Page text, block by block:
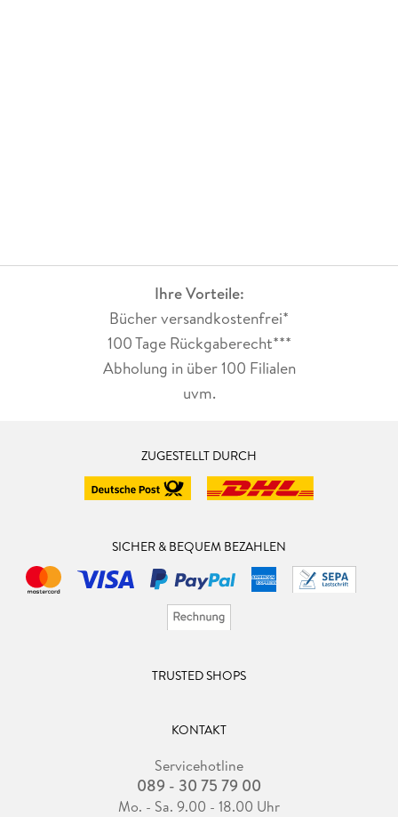
Ihre Vorteile:
Bücher versandkostenfrei*
100 Tage Rückgaberecht***
Abholung in über 100 Filialen
uvm.
ZUGESTELLT DURCH
SICHER & BEQUEM BEZAHLEN
TRUSTED SHOPS
KONTAKT
Servicehotline
089 - 30 75 79 00
Mo. - Sa. 9.00 - 18.00 Uhr